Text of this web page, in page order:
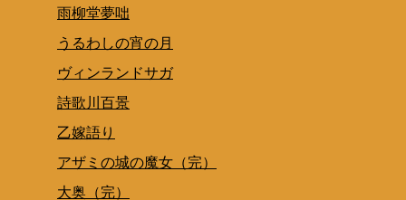
雨柳堂夢咄
うるわしの宵の月
ヴィンランドサガ
詩歌川百景
乙嫁語り
アザミの城の魔女（完）
大奥（完）